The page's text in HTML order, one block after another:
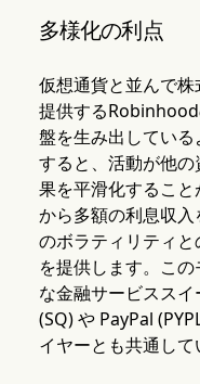
多様化の利点
仮想通貨と並んで
提供する
盤を生み出してい
すると、活動が他
果を平滑化するこ
から多額の利息収
のボラティリティ
を提供します。こ
な金融サービスス
(SQ) や PayPal
イヤーとも共通して